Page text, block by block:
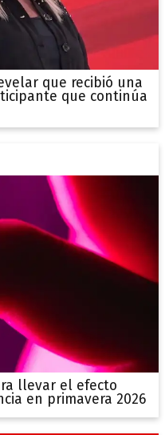
que recibió una
que continúa
llevar el efecto
en primavera 2026